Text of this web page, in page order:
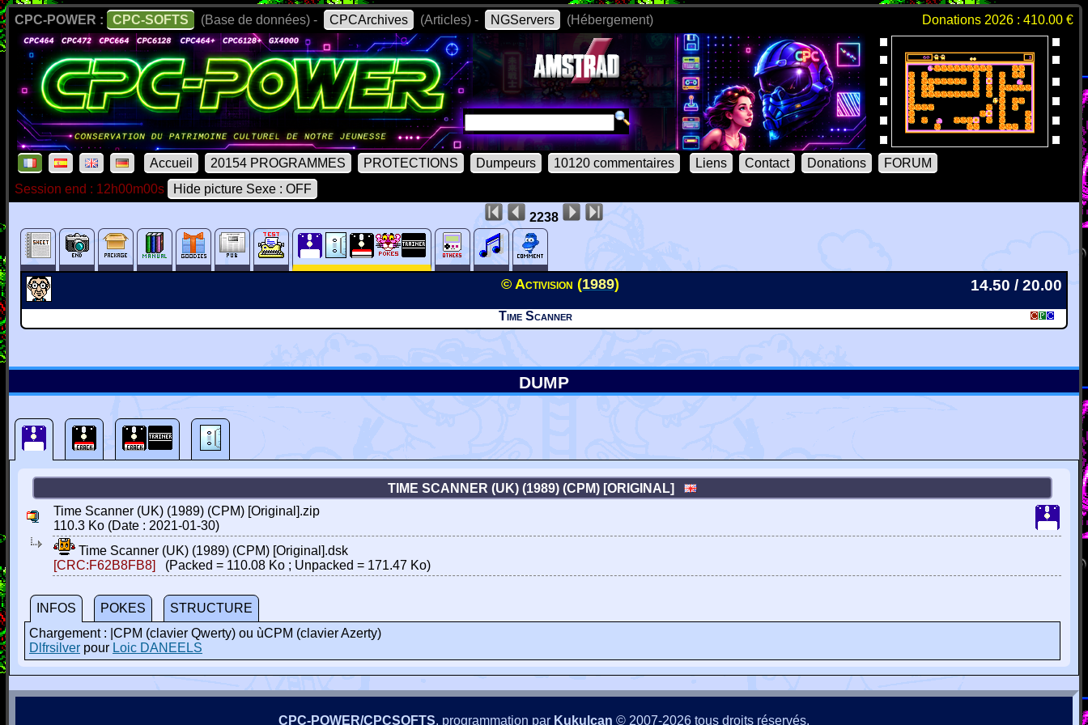
CPC-POWER : CPC-SOFTS (Base de données) - CPCArchives (Articles) - NGServers (Hébergement) Donations 2026 : 410.00 €
Accueil 20154 PROGRAMMES PROTECTIONS Dumpeurs 10120 commentaires Liens Contact Donations
FORUM
Session end : 12h00m00s
Hide picture Sexe : OFF
2238
© Activision (1989) 14.50 / 20.00
Time Scanner
DUMP
TIME SCANNER (UK) (1989) (CPM) [ORIGINAL]
Time Scanner (UK) (1989) (CPM) [Original].zip
110.3 Ko (Date : 2021-01-30)
Time Scanner (UK) (1989) (CPM) [Original].dsk
[CRC:F62B8FB8]
(Packed = 110.08 Ko ; Unpacked = 171.47 Ko)
INFOS POKES
STRUCTURE
Chargement : |CPM (clavier Qwerty) ou ùCPM (clavier Azerty)
Dlfrsilver pour Loic DANEELS
CPC-POWER/CPCSOFTS, programmation par Kukulcan © 2007-2026 tous droits réservés.